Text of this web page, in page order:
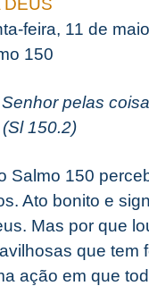
DEUS
feira, 11 de
150
Senhor pelas
150.2)
Salmo 150
Ato bonito e
Mas por que
que tem
ação em que